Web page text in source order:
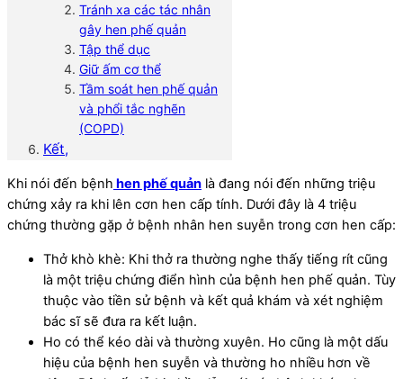
Tránh xa các tác nhân
gây hen phế quản
Tập thể dục
Giữ ấm cơ thể
Tầm soát hen phế quản
và phổi tắc nghẽn
(COPD)
Kết,
Khi nói đến bệnh hen phế quản là đang nói đến những triệu
chứng xảy ra khi lên cơn hen cấp tính. Dưới đây là 4 triệu
chứng thường gặp ở bệnh nhân hen suyễn trong cơn hen cấp:
Thở khò khè: Khi thở ra thường nghe thấy tiếng rít cũng
là một triệu chứng điển hình của bệnh hen phế quản. Tùy
thuộc vào tiền sử bệnh và kết quả khám và xét nghiệm
bác sĩ sẽ đưa ra kết luận.
Ho có thể kéo dài và thường xuyên. Ho cũng là một dấu
hiệu của bệnh hen suyễn và thường ho nhiều hơn về